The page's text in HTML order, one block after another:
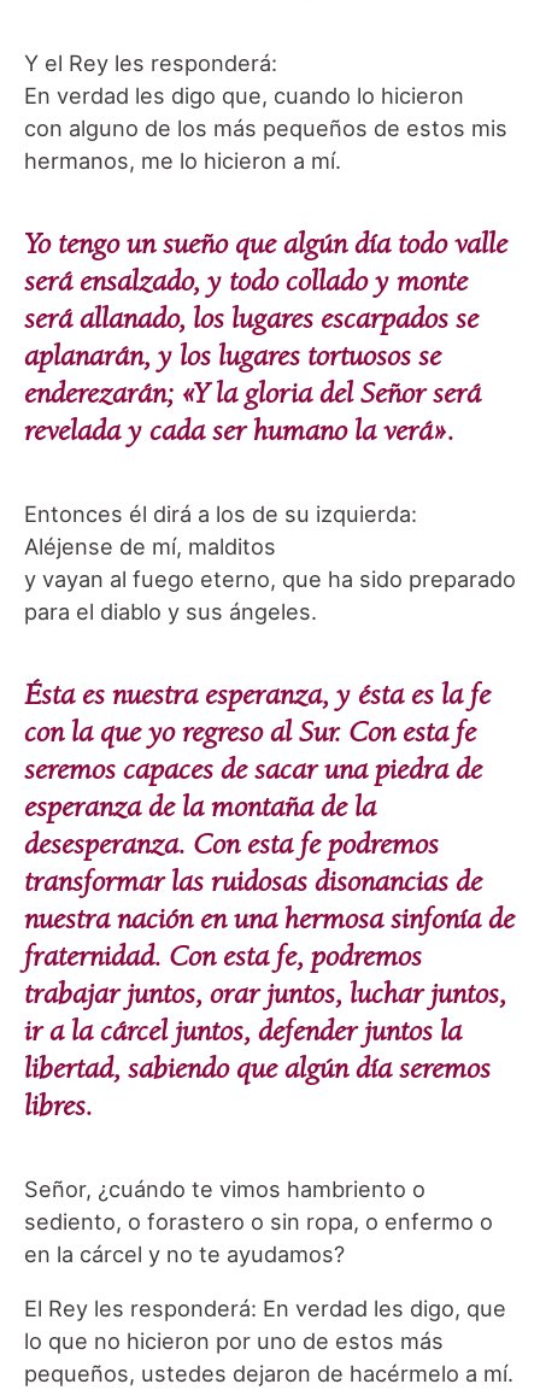
Y el Rey les responderá:
En verdad les digo que, cuando lo hicieron
con alguno de los más pequeños de estos mis
hermanos, me lo hicieron a mí.
Yo tengo un sueño que algún día todo valle
será ensalzado, y todo collado y monte
será allanado, los lugares escarpados se
aplanarán, y los lugares tortuosos se
enderezarán; «Y la gloria del Señor será
revelada y cada ser humano la verá».
Entonces él dirá a los de su izquierda:
Aléjense de mí, malditos
y vayan al fuego eterno, que ha sido preparado
para el diablo y sus ángeles.
Ésta es nuestra esperanza, y ésta es la fe
con la que yo regreso al Sur. Con esta fe
seremos capaces de sacar una piedra de
esperanza de la montaña de la
desesperanza. Con esta fe podremos
transformar las ruidosas disonancias de
nuestra nación en una hermosa sinfonía de
fraternidad. Con esta fe, podremos
trabajar juntos, orar juntos, luchar juntos,
ir a la cárcel juntos, defender juntos la
libertad, sabiendo que algún día seremos
libres.
Señor, ¿cuándo te vimos hambriento o
sediento, o forastero o sin ropa, o enfermo o
en la cárcel y no te ayudamos?
El Rey les responderá: En verdad les digo, que
lo que no hicieron por uno de estos más
pequeños, ustedes dejaron de hacérmelo a mí.